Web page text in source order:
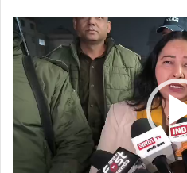
Video
Player